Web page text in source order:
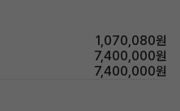
1,070,080원
7,400,000원
7,400,000원